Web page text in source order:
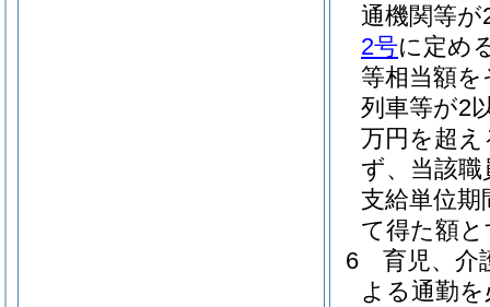
通機関等
2号に定め
等相当額
列車等が2
万円を超
ず、当該
支給単位
て得た額
6
育児、介
よる通勤